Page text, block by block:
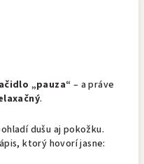
„pauza“ – a práve
.
dušu aj pokožku.
ktorý hovorí jasne: